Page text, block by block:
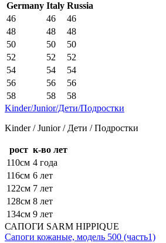
Germany Italy Russia
46
46
46
48
48
48
50
50
50
52
52
52
54
54
54
56
56
56
58
58
58
Kinder/Junior/Дети/Подростки
Kinder / Junior / Дети / Подростки
рост к-во лет
110см 4 года
116см 6 лет
122см 7 лет
128см 8 лет
134см 9 лет
САПОГИ SARM HIPPIQUE
Сапоги кожаные, модель 500 (часть1)